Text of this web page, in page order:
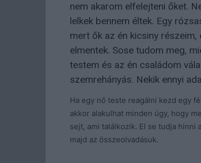
nem akarom elfelejteni őket.
lelkek bennem éltek. Egy
mert ők az én kicsiny
elmentek. Sose tudom meg,
testem és az én családom
szemrehányás. Nekik ennyi
Ha egy nő teste reagálni kezd egy
akkor alakulhat minden úgy, hogy
sejt, ami találkozik. El se tudja
majd az összeolvadásuk.